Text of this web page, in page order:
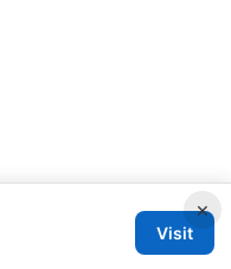
×
Visit